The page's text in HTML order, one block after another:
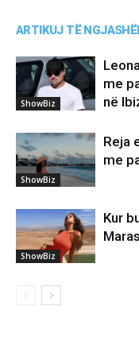
ARTIKUJ TË
ShowBiz
me
në
ShowBiz
Reja
me
ShowBiz
Kur